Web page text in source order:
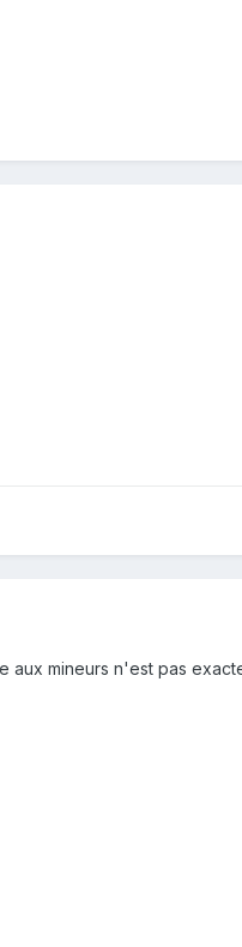
aux mineurs n'est pas